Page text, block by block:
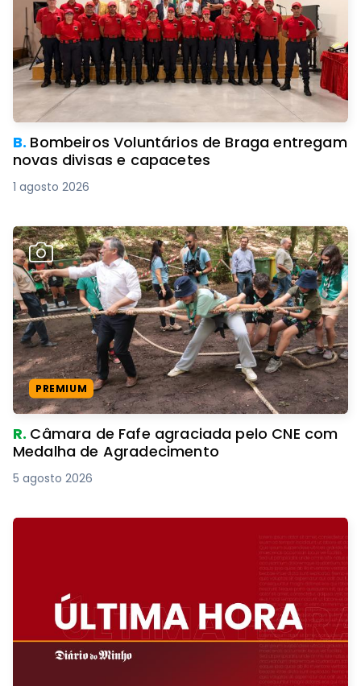
B. Bombeiros Voluntários de Braga entregam
novas divisas e capacetes
1 agosto 2026
PREMIUM
R. Câmara de Fafe agraciada pelo CNE com
Medalha de Agradecimento
5 agosto 2026